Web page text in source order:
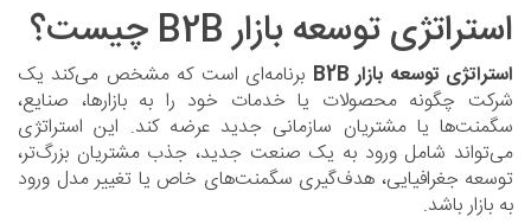
استراتژی توسعه بازار B2B چیست؟
استراتژی توسعه بازار B2B
برنامه‌ای است که مشخص می‌کند یک
شرکت چگونه محصولات یا خدمات خود را به بازارها، صنایع،
سگمنت‌ها یا مشتریان سازمانی جدید عرضه کند. این استراتژی
می‌تواند شامل ورود به یک صنعت جدید، جذب مشتریان بزرگ‌تر،
توسعه جغرافیایی، هدف‌گیری سگمنت‌های خاص یا تغییر مدل ورود
به بازار باشد.